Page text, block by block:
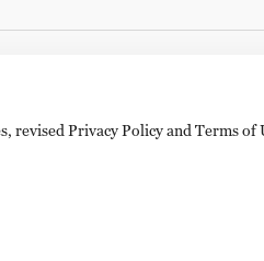
Privacy Policy and Terms of